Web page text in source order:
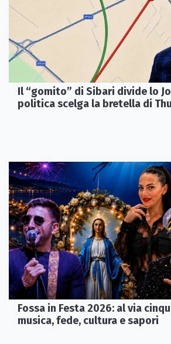
Il “gomito” di Sibari divide lo
politica scelga la bretella di
Fossa in Festa 2026: al via
musica, fede, cultura e sapori